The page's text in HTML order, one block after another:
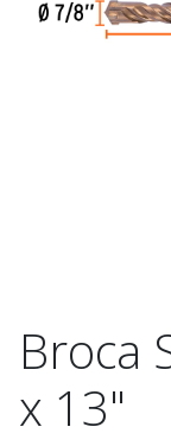
Broca
x 13"